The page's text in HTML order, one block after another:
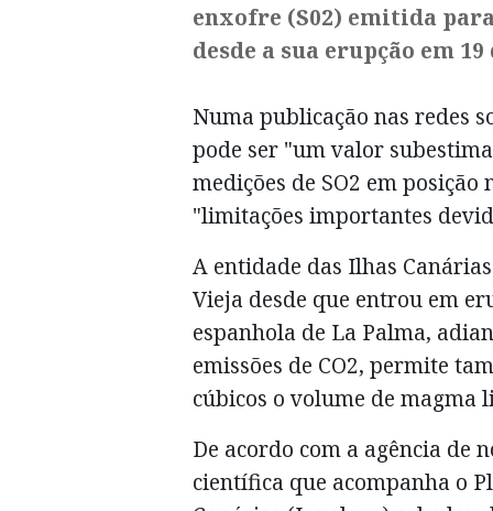
enxofre (S02) emitida
desde a sua erupção em
Numa publicação nas redes
pode ser "um valor
medições de SO2 em
"limitações importantes
A entidade das Ilhas
Vieja desde que entrou em
espanhola de La Palma,
emissões de CO2, permite
cúbicos o volume de magma
De acordo com a agência de
científica que acompanha o